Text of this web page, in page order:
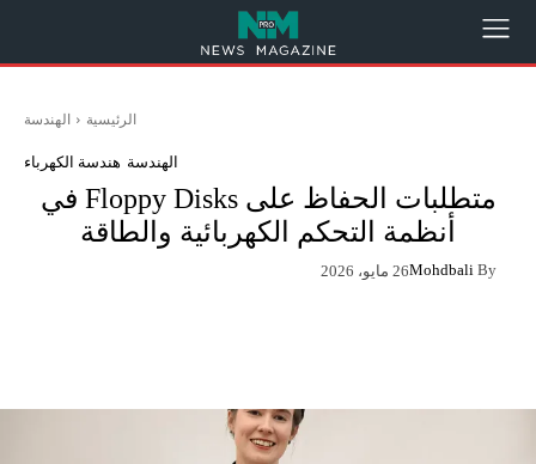
الرئيسية الهندسة
الهندسة هندسة الكهرباء
متطلبات الحفاظ على Floppy Disks في
أنظمة التحكم الكهربائية والطاقة
By
Mohdbali26 مايو، 2026